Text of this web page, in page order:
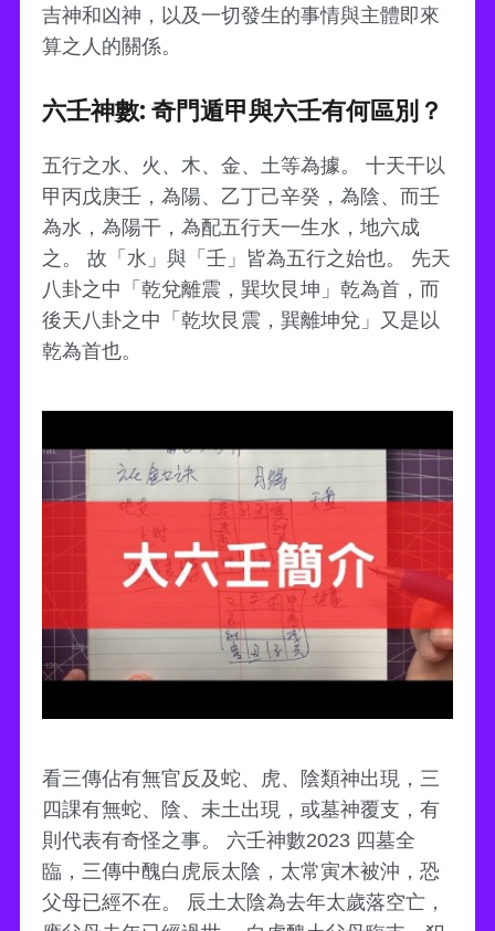
吉神和凶神，以及一切發生的事情與主體即來
算之人的關係。
六壬神數: 奇門遁甲與六壬有何區別？
五行之水、火、木、金、土等為據。 十天干以
甲丙戊庚壬，為陽、乙丁己辛癸，為陰、而壬
為水，為陽干，為配五行天一生水，地六成
之。 故「水」與「壬」皆為五行之始也。 先天
八卦之中「乾兌離震，巽坎艮坤」乾為首，而
後天八卦之中「乾坎艮震，巽離坤兌」又是以
乾為首也。
看三傳佔有無官反及蛇、虎、陰類神出現，三
四課有無蛇、陰、未土出現，或墓神覆支，有
則代表有奇怪之事。 六壬神數2023 四墓全
臨，三傳中醜白虎辰太陰，太常寅木被沖，恐
父母已經不在。 辰土太陰為去年太歲落空亡，